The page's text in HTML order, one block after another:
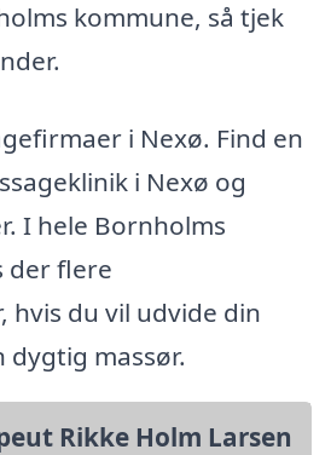
kommune, så tjek
i Nexø. Find en
i Nexø og
I hele Bornholms
der flere
hvis du vil udvide din
massør.
Rikke Holm Larsen